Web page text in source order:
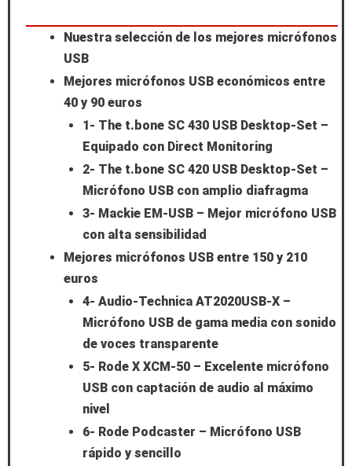
Nuestra selección de los mejores micrófonos
USB
Mejores micrófonos USB económicos entre
40 y 90 euros
1- The t.bone SC 430 USB Desktop-Set –
Equipado con Direct Monitoring
2- The t.bone SC 420 USB Desktop-Set –
Micrófono USB con amplio diafragma
3- Mackie EM-USB – Mejor micrófono USB
con alta sensibilidad
Mejores micrófonos USB entre 150 y 210
euros
4- Audio-Technica AT2020USB-X –
Micrófono USB de gama media con sonido
de voces transparente
5- Rode X XCM-50 – Excelente micrófono
USB con captación de audio al máximo
nivel
6- Rode Podcaster – Micrófono USB
rápido y sencillo
to